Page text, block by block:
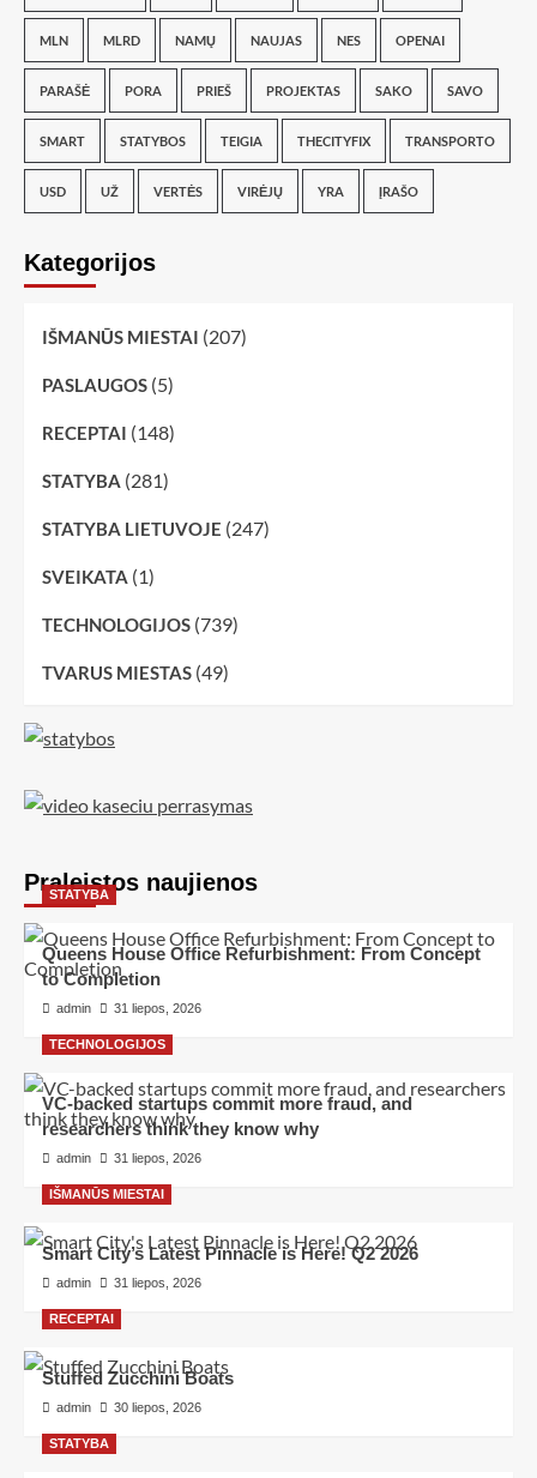
MLN MLRD NAMŲ NAUJAS NES OPENAI
PARAŠĖ PORA PRIEŠ PROJEKTAS SAKO SAVO
SMART STATYBOS TEIGIA THECITYFIX TRANSPORTO
USD UŽ VERTĖS VIRĖJŲ YRA ĮRAŠO
Kategorijos
IŠMANŪS MIESTAI (207)
PASLAUGOS (5)
RECEPTAI (148)
STATYBA (281)
STATYBA LIETUVOJE (247)
SVEIKATA (1)
TECHNOLOGIJOS (739)
TVARUS MIESTAS (49)
Praleistos naujienos
STATYBA
Queens House Office Refurbishment: From Concept
to Completion
admin 31 liepos, 2026
TECHNOLOGIJOS
VC-backed startups commit more fraud, and
researchers think they know why
admin 31 liepos, 2026
IŠMANŪS MIESTAI
Smart City’s Latest Pinnacle is Here! Q2 2026
admin 31 liepos, 2026
RECEPTAI
Stuffed Zucchini Boats
admin 30 liepos, 2026
STATYBA